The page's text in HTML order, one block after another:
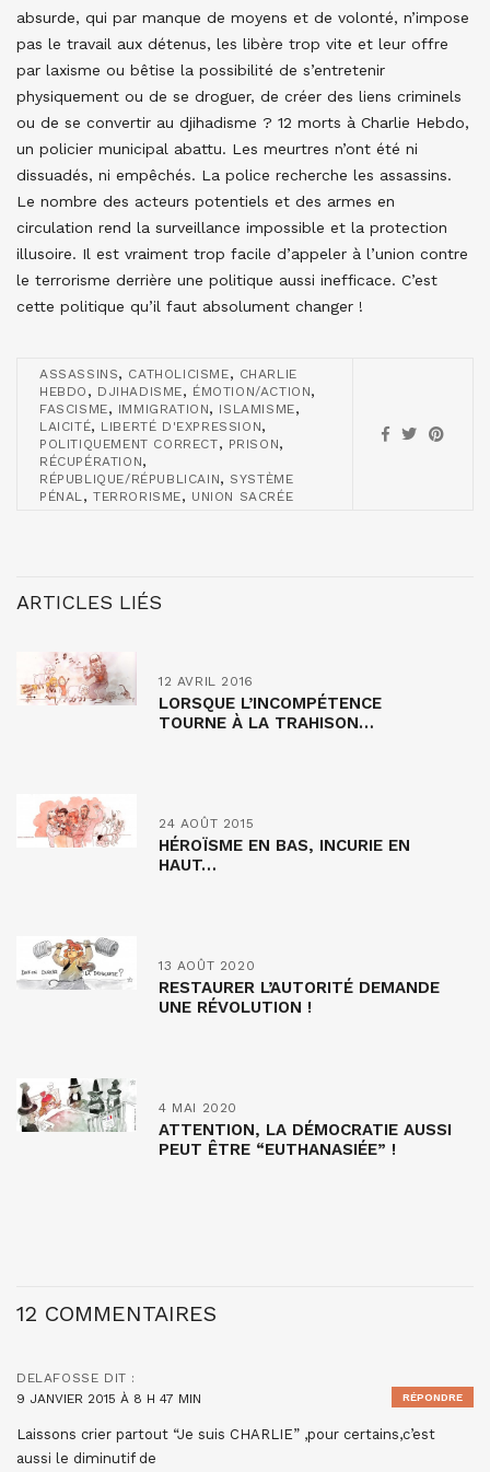
absurde, qui par manque de moyens et de volonté, n’impose
pas le travail aux détenus, les libère trop vite et leur offre
par laxisme ou bêtise la possibilité de s’entretenir
physiquement ou de se droguer, de créer des liens criminels
ou de se convertir au djihadisme ? 12 morts à Charlie Hebdo,
un policier municipal abattu. Les meurtres n’ont été ni
dissuadés, ni empêchés. La police recherche les assassins.
Le nombre des acteurs potentiels et des armes en
circulation rend la surveillance impossible et la protection
illusoire. Il est vraiment trop facile d’appeler à l’union contre
le terrorisme derrière une politique aussi inefficace. C’est
cette politique qu’il faut absolument changer !
ASSASSINS, CATHOLICISME, CHARLIE
HEBDO , DJIHADISME, ÉMOTION/ACTION,
FASCISME, IMMIGRATION, ISLAMISME,
LAICITÉ, LIBERTÉ D'EXPRESSION,
POLITIQUEMENT CORRECT, PRISON,
RÉCUPÉRATION,
RÉPUBLIQUE/RÉPUBLICAIN, SYSTÈME
PÉNAL , TERRORISME, UNION SACRÉE
ARTICLES LIÉS
12 AVRIL 2016
LORSQUE L’INCOMPÉTENCE
TOURNE À LA TRAHISON…
24 AOÛT 2015
HÉROÏSME EN BAS, INCURIE EN
HAUT…
13 AOÛT 2020
RESTAURER L’AUTORITÉ DEMANDE
UNE RÉVOLUTION !
4 MAI 2020
ATTENTION, LA DÉMOCRATIE AUSSI
PEUT ÊTRE “EUTHANASIÉE” !
12 COMMENTAIRES
DELAFOSSE DIT :
9 JANVIER 2015 À 8 H 47 MIN
Laissons crier partout “Je suis CHARLIE” ,pour certains,c’est
aussi le diminutif de
RÉPONDRE